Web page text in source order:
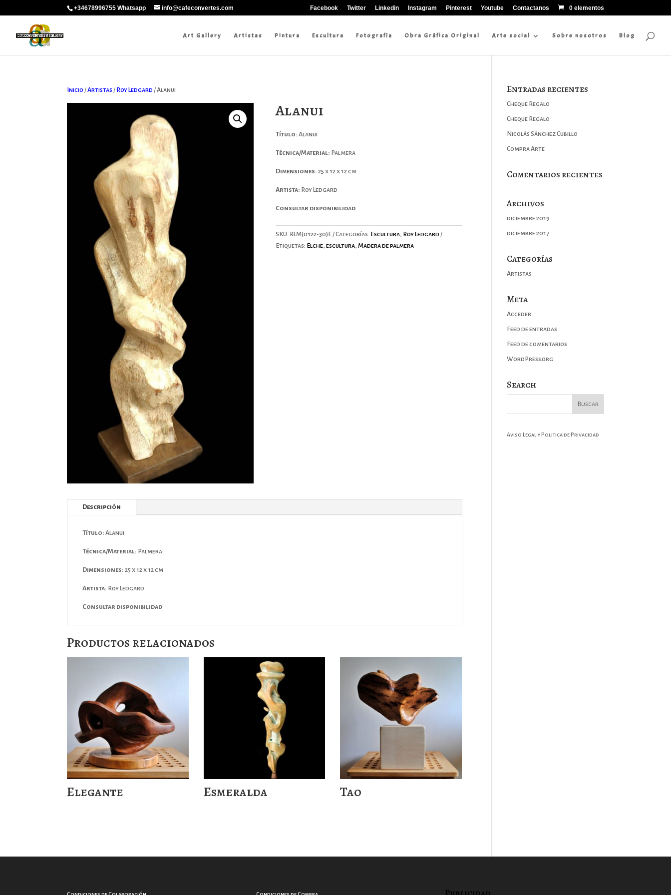
+34678996755 Whatsapp info@cafeconvertes.com Facebook Twitter Linkedin Instagram Pinterest Youtube Contactanos 0 elementos
Art Gallery Artistas Pintura Escultura Fotografía Obra Gráfica Original Arte social Sobre nosotros Blog
Inicio /Artistas / Roy Ledgard / Alanui
Alanui
Título: Alanui
Técnica/Material: Palmera
Dimensiones: 25 x 12 x 12 cm
Artista: Roy Ledgard
Consultar disponibilidad
SKU: RLM(0122-30)E Categorías: Escultura, Roy Ledgard
Etiquetas: Elche, escultura, Madera de palmera
Descripción
Título:Alanui
Técnica/Material: Palmera
Dimensiones:25 x 12 x 12 cm
Artista: Roy Ledgard
Consultar disponibilidad
Productos relacionados
Elegante Esmeralda Tao
Entradas recientes
Cheque Regalo
Cheque Regalo
Nicolás Sánchez Cubillo
Compra Arte
Comentarios recientes
Archivos
diciembre 2019
diciembre 2017
Categorías
Artistas
Meta
Acceder
Feed de entradas
Feed de comentarios
WordPress.org
Search
Aviso Legal y Politica de Privacidad